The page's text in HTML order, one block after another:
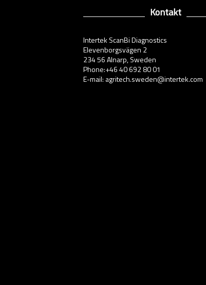
Kontakt
Intertek ScanBi Diagnostics
Elevenborgsvägen 2
234 56 Alnarp, Sweden
Phone:+46 40 692 80 01
E-mail: agritech.sweden@intertek.com